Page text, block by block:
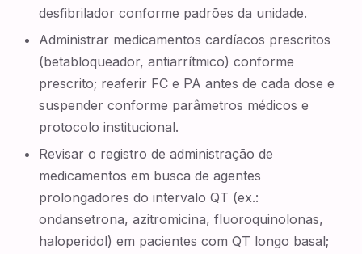
desfibrilador conforme padrões da unidade.
Administrar medicamentos cardíacos prescritos
(betabloqueador, antiarrítmico) conforme
prescrito; reaferir FC e PA antes de cada dose e
suspender conforme parâmetros médicos e
protocolo institucional.
Revisar o registro de administração de
medicamentos em busca de agentes
prolongadores do intervalo QT (ex.:
ondansetrona, azitromicina, fluoroquinolonas,
haloperidol) em pacientes com QT longo basal;